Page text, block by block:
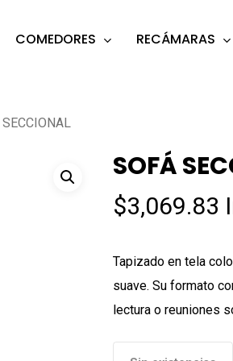
COMEDORES RECÁMARAS
SOFÁ
$3,069.83
Tapizado en tela
suave. Su formato
lectura o reuniones